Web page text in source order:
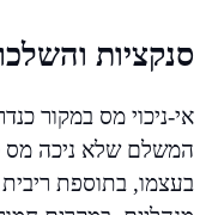
סנקציות
אי-ניכוי מס במקור
המשלם שלא ניכה מס
בעצמו, בתוספת